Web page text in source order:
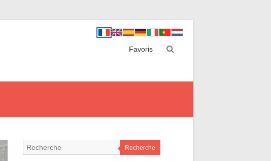
Favoris
Recherche